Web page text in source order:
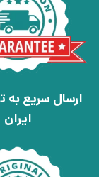
ارسال سریع به
ایران